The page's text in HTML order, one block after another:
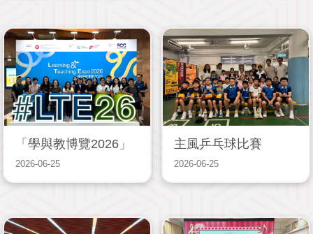
「學與教博覽2026」
2026-06-25
主風乒乓球比賽
2026-06-25